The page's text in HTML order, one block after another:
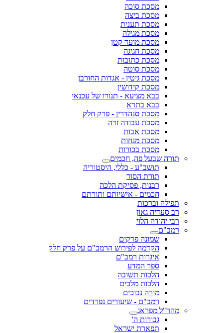
מסכת סוכה
מסכת ביצה
מסכת תענית
מסכת מגילה
מסכת מועד קטן
מסכת חגיגה
מסכת כתובות
מסכת סוטה
מסכת גיטין - אגדות החורבן
מסכת קידושין
בבא מציעא - תנורו של עכנאי
בבא בתרא
מסכת סנהדרין - פרק חלק
מסכת עבודה זרה
מסכת אבות
מסכת מנחות
מסכת בכורות
תורה שבעל פה, חכמים
תושב"ע - כללי, היסטוריה
תורת הסוד
רבנות, פסיקת הלכה
חכמים - אישיותם ותורתם
תפילה וברכות
רב סעדיה גאון
רבי יהודה הלוי
רמב"ם
שמונה פרקים
הקדמה לפירוש הרמב"ם על פרק חלק
איגרות רמב"ם
ספר המדע
הלכות תשובה
הלכות מלכים
מורה נבוכים
רמב"ם - שיעורים נפרדים
מהר"ל מפראג
גבורות ה'
תפארת ישראל